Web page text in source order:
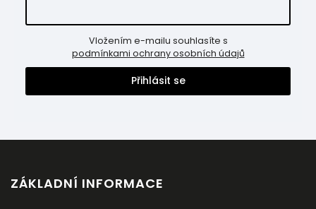
podmínkami ochrany osobních údajů
Přihlásit se
ZÁKLADNÍ INFORMACE